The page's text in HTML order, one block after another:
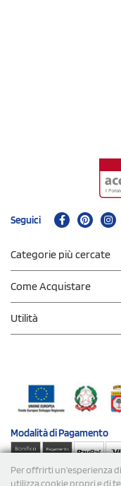
Per offrirti un'esperienza
utilizza cookie propri e di
Seguici
Categorie più cercate
Come Acquistare
Utilità
Modalità diPagamento
Spedizioni